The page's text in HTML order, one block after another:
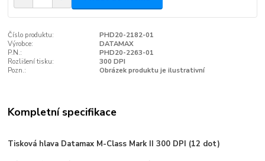
Číslo produktu:
PHD20-2182-01
Výrobce:
DATAMAX
P.N.:
PHD20-2263-01
Rozlišení tisku:
300 DPI
Pozn.:
Obrázek produktu je ilustrativní
Kompletní specifikace
Tisková hlava Datamax M-Class Mark II 300 DPI (12 dot)